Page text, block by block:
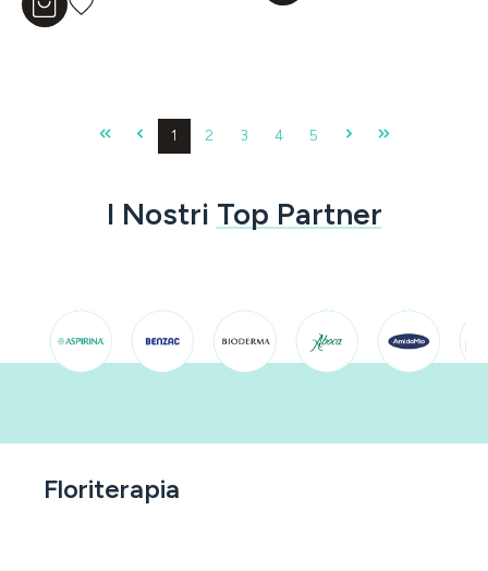
Aggiungi al carrello
Pagina
1 Pagina
2 Pagina
3 Pagina
4 Pagina
5
I Nostri Top Partner
Floriterapia